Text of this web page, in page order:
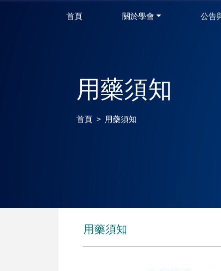
首頁 關於學會 公告
用藥須知
首頁 用藥須知
用藥須知